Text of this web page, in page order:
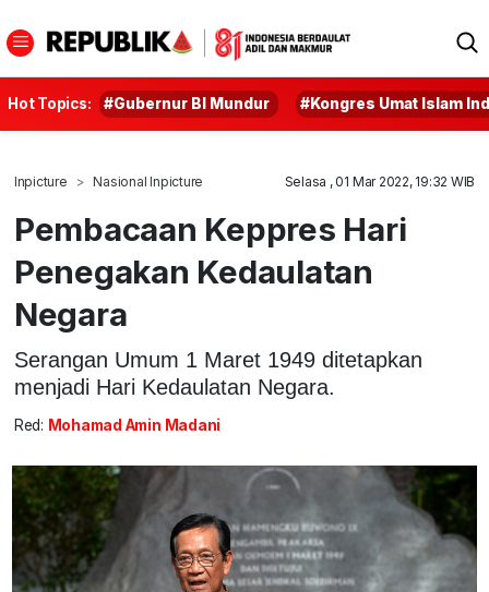
Hot Topics: #Gubernur BI Mundur #Kongres Umat Islam
Inpicture Nasional Inpicture Selasa , 01 Mar 2022, 19:32 WIB
Pembacaan Keppres Hari
Penegakan Kedaulatan
Negara
Serangan Umum 1 Maret 1949 ditetapkan
menjadi Hari Kedaulatan Negara.
Red: Mohamad Amin Madani